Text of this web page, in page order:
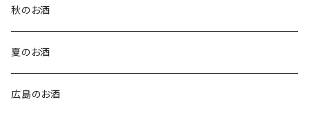
秋のお酒
夏のお酒
広島のお酒